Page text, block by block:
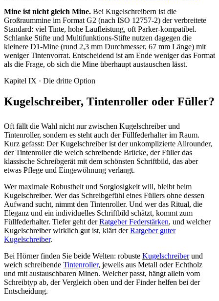
Mine ist nicht gleich Mine. Bei Kugelschreibern ist die
Großraummine im Format G2 (nach ISO 12757-2) der verbreitete
Standard: viel Tinte, hohe Laufleistung, oft Parker-kompatibel.
Schlanke Stifte und Multifunktions-Stifte nutzen dagegen die
kleinere D1-Mine (rund 2,3 mm Durchmesser, 67 mm Länge) mit
weniger Tintenvorrat. Entscheidend ist am Ende weniger das Format
als die Frage, ob sich die Mine überhaupt austauschen lässt.
Kapitel IX · Die dritte Option
Kugelschreiber, Tintenroller oder Füller?
Oft fällt die Wahl nicht nur zwischen Kugelschreiber und
Tintenroller, sondern es steht auch der Füllfederhalter im Raum.
Kurz gefasst: Der Kugelschreiber ist der unkomplizierte Allrounder,
der Tintenroller die weich schreibende Brücke, der Füller das
klassische Schreibgerät mit dem schönsten Schriftbild, das aber
etwas Pflege und Eingewöhnung verlangt.
Wer maximale Robustheit und Sorglosigkeit will, bleibt beim
Kugelschreiber. Wer das Schreibgefühl eines Füllers ohne dessen
Aufwand sucht, nimmt den Tintenroller. Und wer das Ritual, die
Eleganz und ein individuelles Schriftbild schätzt, kommt zum
Füllfederhalter. Tiefer geht derRatgeber Federstärken, und welcher
Kugelschreiber wirklich gut ist, klärt derRatgeber guter
Kugelschreiber.
Bei Hörner finden Sie beide Welten: robuste Kugelschreiberund
weich schreibende Tintenroller, jeweils aus Metall oder Echtholz
und mit austauschbaren Minen. Welcher passt, hängt allein vom
Schreibtyp ab, der Vergleich oben und der Finder helfen bei der
Entscheidung.